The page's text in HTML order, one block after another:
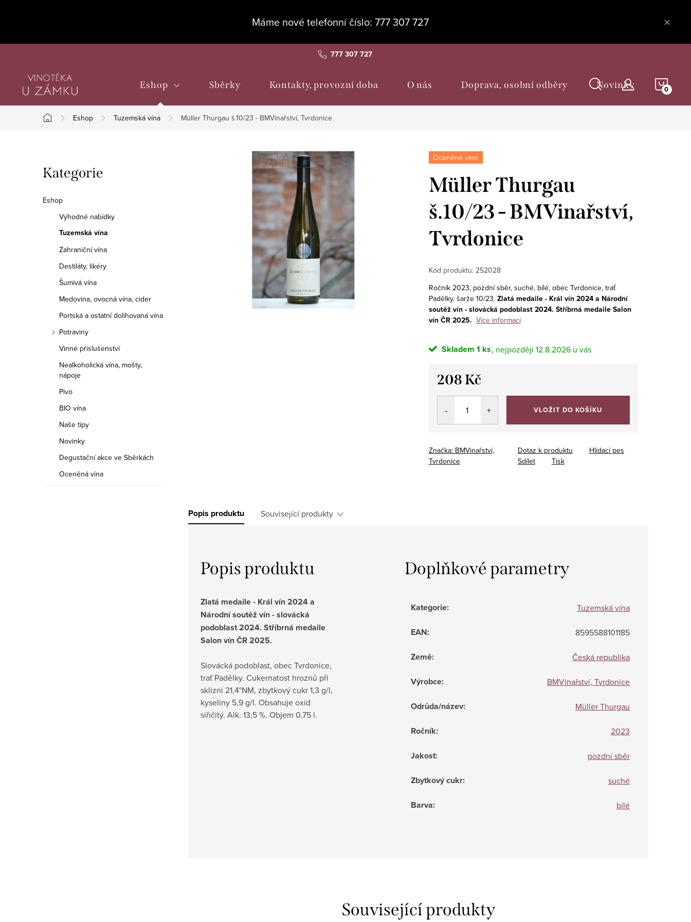
Máme nové telefonní číslo: 777 307 727
777 307 727
Eshop Sběrky Kontakty, provozní doba O nás Doprava, osobní odběry Novinky
Domů
Eshop Tuzemská vína Müller Thurgau š.10/23 - BMVinařství, Tvrdonice
o
s
Přeskočit
kategorie
Kategorie
Eshop
Výhodné nabídky
Tuzemská vína
Zahraniční vína
Destiláty, likéry
Šumivá vína
Medovina, ovocná vína, cider
Portská a ostatní dolihovaná vína
Potraviny
Vinné příslušenství
Nealkoholická vína, mošty,
nápoje
Pivo
BIO vína
Naše tipy
Novinky
Degustační akce ve Sběrkách
Oceněná vína
Oceněné víno
Müller Thurgau
š.10/23 - BMVinařství,
Tvrdonice
Kód produktu: 252028
Ročník 2023, pozdní sběr, suché, bílé, obec Tvrdonice, trať
Padělky, šarže 10/23. Zlatá medaile - Král vín 2024 a Národní
soutěž vín - slovácká podoblast 2024. Stříbrná medaile Salon
vín ČR 2025. Více informací
Skladem 1 ks 12.8.2026
208 Kč
Měrná
VLOŽIT DO KOŠÍKU
Značka: BMVinařství,
Tvrdonice
Tisk
Dotaz k produktu
Hlídací pes
Sdílet
Popis produktu Související produkty
Popis produktu
Zlatá medaile - Král vín 2024 a
Národní soutěž vín - slovácká
podoblast 2024. Stříbrná medaile
Salon vín ČR 2025.
Slovácká podoblast, obec Tvrdonice,
trať Padělky. Cukernatost hroznů při
sklizni 21,4°NM, zbytkový cukr 1,3 g/l,
kyseliny 5,9 g/l. Obsahuje oxid
siřičitý. Alk. 13,5 %. Objem 0,75 l.
Doplňkové parametry
Kategorie: Tuzemská vína
EAN: 8595588101185
Země: Česká republika
Výrobce: BMVinařství, Tvrdonice
Odrůda/název: Müller Thurgau
Ročník: 2023
Jakost: pozdní sběr
Zbytkový cukr: suché
Barva: bílé
Související produkty